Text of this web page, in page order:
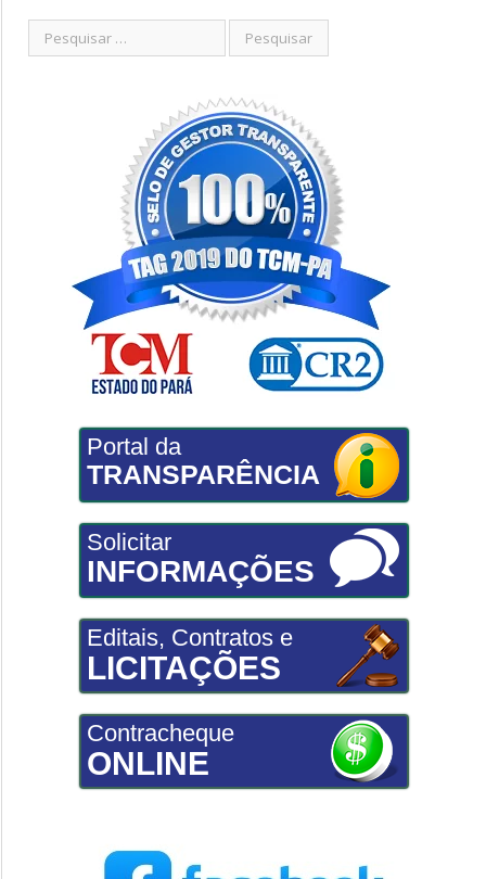
Portal da
TRANSPARÊNCIA
Solicitar
INFORMAÇÕES
Editais, Contratos e
LICITAÇÕES
Contracheque
ONLINE